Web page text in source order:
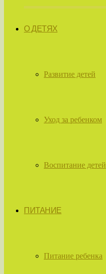
О ДЕТЯХ
Развитие детей
Уход за ребенком
Воспитание детей
ПИТАНИЕ
Питание ребенка